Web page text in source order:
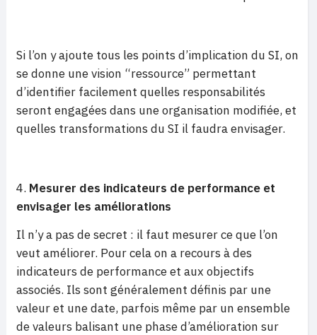
Si l’on y ajoute tous les points d’implication du SI, on
se donne une vision “ressource” permettant
d’identifier facilement quelles responsabilités
seront engagées dans une organisation modifiée, et
quelles transformations du SI il faudra envisager.
Mesurer des indicateurs de performance et
envisager les améliorations
Il n’y a pas de secret : il faut mesurer ce que l’on
veut améliorer. Pour cela on a recours à des
indicateurs de performance et aux objectifs
associés. Ils sont généralement définis par une
valeur et une date, parfois même par un ensemble
de valeurs balisant une phase d’amélioration sur